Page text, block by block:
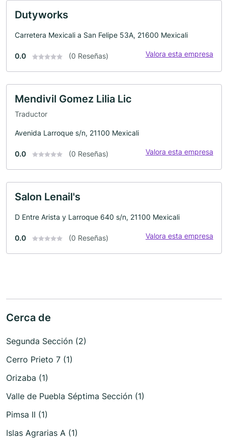
Dutyworks
Carretera Mexicali a San Felipe 53A, 21600 Mexicali
0.0 (0 Reseñas) Valora esta empresa
Mendivil Gomez Lilia Lic
Traductor
Avenida Larroque s/n, 21100 Mexicali
0.0 (0 Reseñas) Valora esta empresa
Salon Lenail's
D Entre Arista y Larroque 640 s/n, 21100 Mexicali
0.0 (0 Reseñas) Valora esta empresa
Cerca de
Segunda Sección (2)
Cerro Prieto 7 (1)
Orizaba (1)
Valle de Puebla Séptima Sección (1)
Pimsa II (1)
Islas Agrarias A (1)